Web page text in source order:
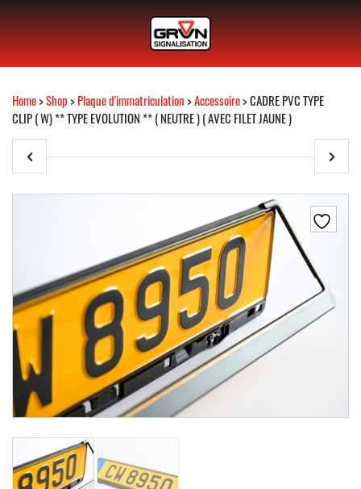
Home>Shop>Plaque d'immatriculation>Accessoire> CADRE PVC TYPE
CLIP ( W) ** TYPE EVOLUTION ** ( NEUTRE ) ( AVEC FILET JAUNE )